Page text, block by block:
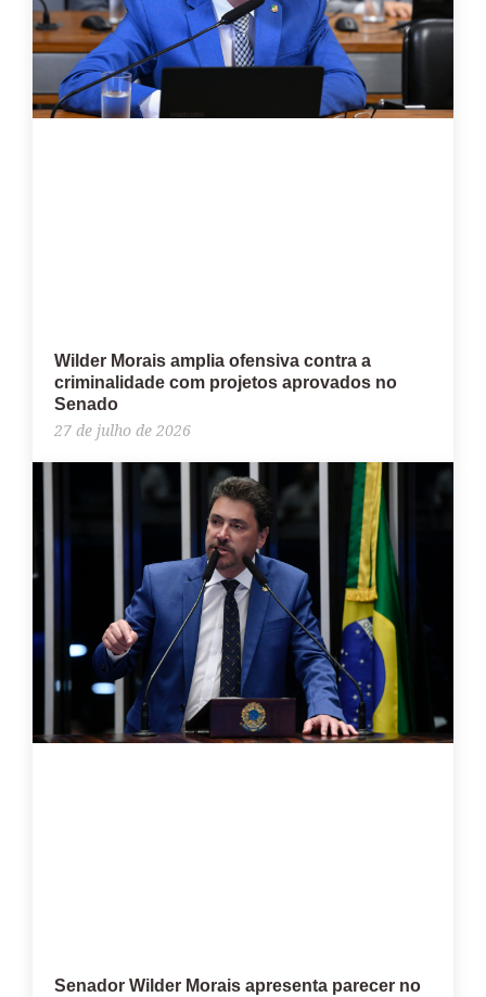
Wilder Morais amplia ofensiva contra a
criminalidade com projetos aprovados no
Senado
27 de julho de 2026
Senador Wilder Morais apresenta parecer no